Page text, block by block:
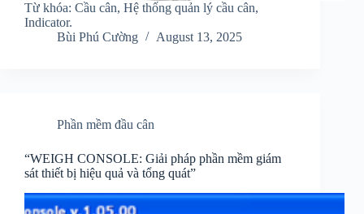
Từ khóa: Cầu cân, Hệ thống quản lý cầu cân,
Indicator.
Bùi Phú Cường
August 13, 2025
Phần mềm đầu cân
“WEIGH CONSOLE: Giải pháp phần mềm giám
sát thiết bị hiệu quả và tổng quát”